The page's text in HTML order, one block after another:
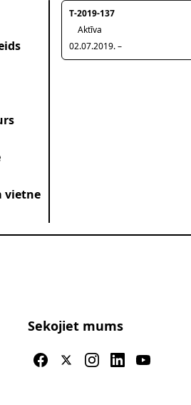
vietne
T-2019-137
Aktīva
02.07.2019. –
Sekojiet mums